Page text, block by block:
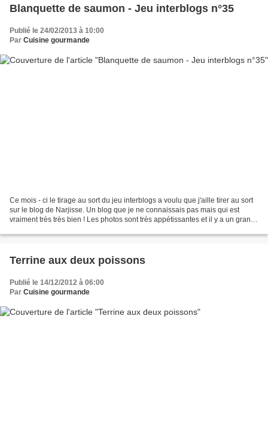
Blanquette de saumon - Jeu interblogs n°35
Publié le 24/02/2013 à 10:00
Par Cuisine gourmande
Ce mois - ci le tirage au sort du jeu interblogs a voulu que j'aille tirer au sort
sur le blog de Narjisse. Un blog que je ne connaissais pas mais qui est
vraiment très très bien ! Les photos sont très appétissantes et il y a un grand
Terrine aux deux poissons
Publié le 14/12/2012 à 06:00
Par Cuisine gourmande